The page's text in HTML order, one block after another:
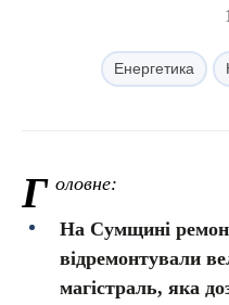
Енергетика
Г оловне:
На Сумщині
відремонтували
магістраль, яка